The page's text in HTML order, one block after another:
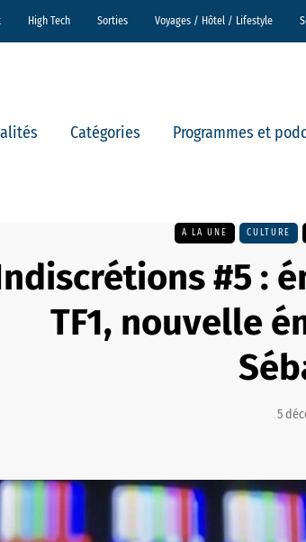
High Tech Sorties Voyages / Hôtel / Lifestyle
Catégories Programmes et
A LA UNE CULTURE
#5 :
TF1, nouvelle
5